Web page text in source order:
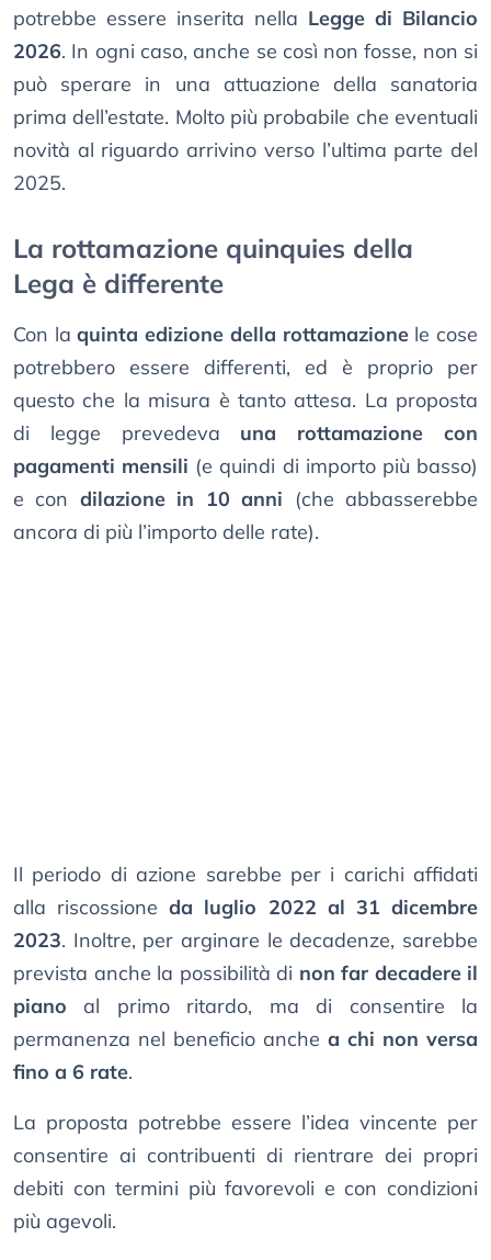
potrebbe essere inserita nella Legge di Bilancio
2026. In ogni caso, anche se così non fosse, non si
può sperare in una attuazione della sanatoria
prima dell’estate. Molto più probabile che eventuali
novità al riguardo arrivino verso l’ultima parte del
2025.
La rottamazione quinquies della
Lega è differente
Con laquinta edizione della rottamazionele cose
potrebbero essere differenti, ed è proprio per
questo che la misura è tanto attesa. La proposta
di legge prevedeva una rottamazione con
pagamenti mensili (e quindi di importo più basso)
e con dilazione in 10 anni (che abbasserebbe
ancora di più l’importo delle rate).
Il periodo di azione sarebbe per i carichi affidati
alla riscossioneda luglio 2022 al 31 dicembre
2023. Inoltre, per arginare le decadenze, sarebbe
prevista anche la possibilità di non far decadere il
piano al primo ritardo, ma di consentire la
permanenza nel beneficio anche a chi non versa
fino a 6 rate.
La proposta potrebbe essere l’idea vincente per
consentire ai contribuenti di rientrare dei propri
debiti con termini più favorevoli e con condizioni
più agevoli.